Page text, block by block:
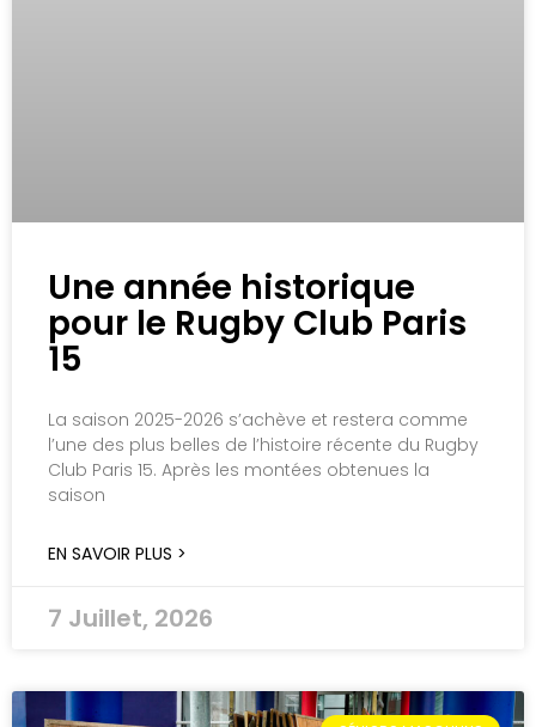
Une année historique
pour le Rugby Club Paris
15
La saison 2025-2026 s’achève et restera comme
l’une des plus belles de l’histoire récente du Rugby
Club Paris 15. Après les montées obtenues la
saison
EN SAVOIR PLUS >
7 Juillet, 2026